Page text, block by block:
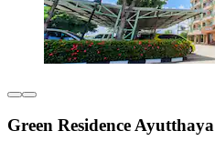
Green Residence